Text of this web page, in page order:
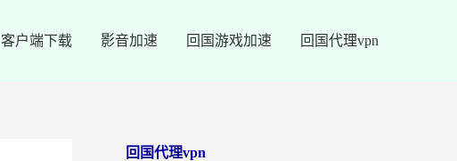
客户端下载 影音加速 回国游戏加速 回国代理vpn
回国代理vpn